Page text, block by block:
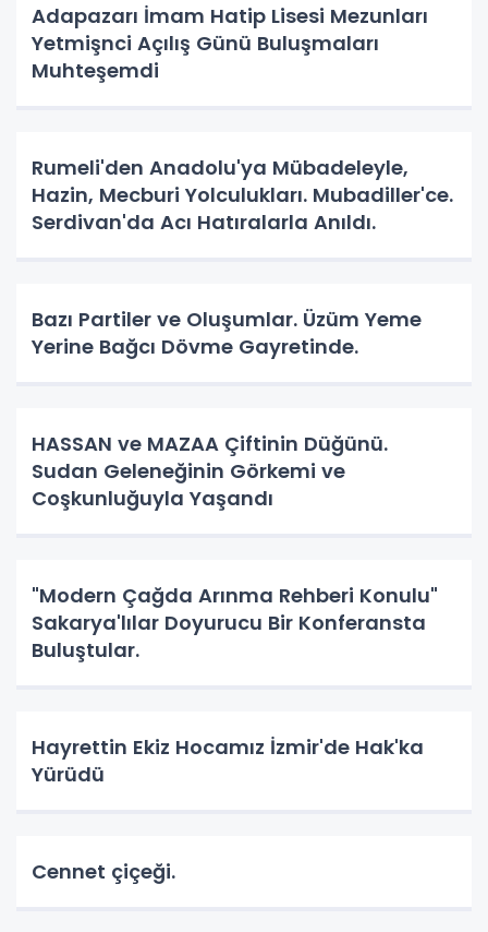
Adapazarı İmam Hatip Lisesi Mezunları
Yetmişnci Açılış Günü Buluşmaları
Muhteşemdi
Rumeli'den Anadolu'ya Mübadeleyle,
Hazin, Mecburi Yolculukları. Mubadiller'ce.
Serdivan'da Acı Hatıralarla Anıldı.
Bazı Partiler ve Oluşumlar. Üzüm Yeme
Yerine Bağcı Dövme Gayretinde.
HASSAN ve MAZAA Çiftinin Düğünü.
Sudan Geleneğinin Görkemi ve
Coşkunluğuyla Yaşandı
"Modern Çağda Arınma Rehberi Konulu"
Sakarya'lılar Doyurucu Bir Konferansta
Buluştular.
Hayrettin Ekiz Hocamız İzmir'de Hak'ka
Yürüdü
Cennet çiçeği.